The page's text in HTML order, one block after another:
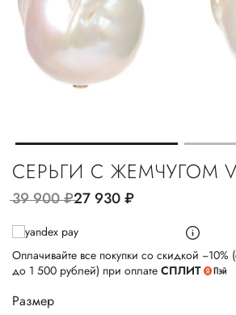
СЕРЬГИ С ЖЕМЧУГОМ
39 900руб.27 930руб.
Оплачивайте все покупки со скидкой −10%
до 1 500 рублей) при оплате СПЛИТ
Размер